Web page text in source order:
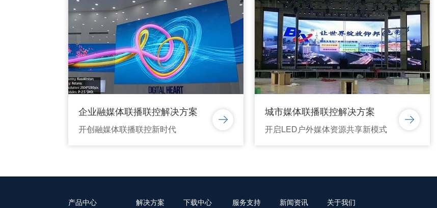
企业融媒体联播联控解决方案
开创融媒体联播联控新时代
城市媒体联播联控解决方案
开启LED户外媒体资源共享新模式
产品中心 解决方案 下载中心 服务支持 新闻资讯 关于我们